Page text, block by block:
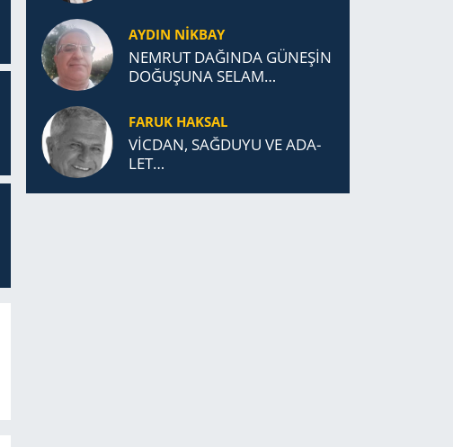
AYDIN NİKBAY
NEMRUT DAĞINDA GÜNEŞİN
DOĞUŞUNA SELAM
FARUK HAKSAL
VİCDAN, SAĞ­DU­YU VE ADA­
LET…